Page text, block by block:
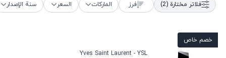
فلاتر مختارة (2) فرز الماركات السعر سنة الإصدار
خصم خاص
Yves Saint Laurent - YSL